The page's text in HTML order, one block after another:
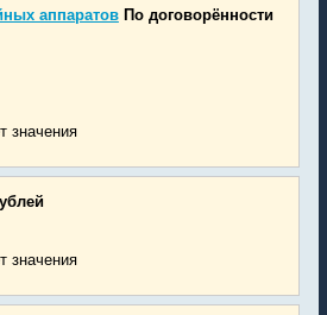
аппаратов По договорённости
значения
значения